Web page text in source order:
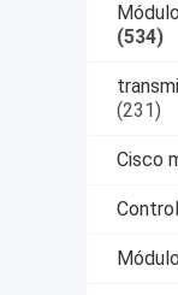
(534)
(231)
Cisco